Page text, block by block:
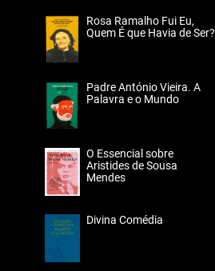
Rosa Ramalho Fui Eu,
Quem É que Havia de Ser?
Padre António Vieira. A
Palavra e o Mundo
O Essencial sobre
Aristides de Sousa
Mendes
Divina Comédia